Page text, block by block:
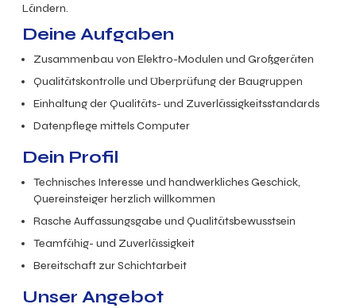
Ländern.
Deine Aufgaben
Zusammenbau von Elektro-Modulen und Großgeräten
Qualitätskontrolle und Überprüfung der Baugruppen
Einhaltung der Qualitäts- und Zuverlässigkeitsstandards
Datenpflege mittels Computer
Dein Profil
Technisches Interesse und handwerkliches Geschick,
Quereinsteiger herzlich willkommen
Rasche Auffassungsgabe und Qualitätsbewusstsein
Teamfähig- und Zuverlässigkeit
Bereitschaft zur Schichtarbeit
Unser Angebot